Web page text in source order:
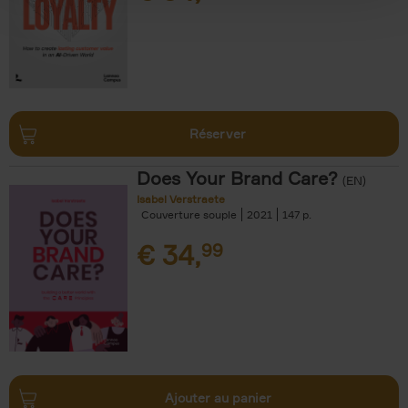
Réserver
Does Your Brand Care? (EN)
Isabel Verstraete
Couverture souple
2021 147
€ 34,99
Ajouter au panier